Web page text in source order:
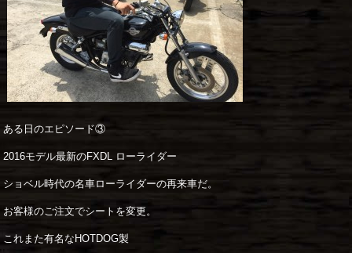
ある日のエピソード③
2016モデル最新のFXDL ローライダー
ショベル時代の名車ローライダーの再来車だ。
お客様のご注文でシートを変更。
これまた有名なHOTDOG製